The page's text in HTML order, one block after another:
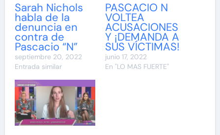
Sarah Nichols
habla de la
denuncia en
contra de
Pascacio “N”
septiembre 20, 2022
Entrada similar
PASCACIO N
VOLTEA
ACUSACIONES
Y ¡DEMANDA A
SUS VÍCTIMAS!
junio 17, 2022
En "LO MAS FUERTE"